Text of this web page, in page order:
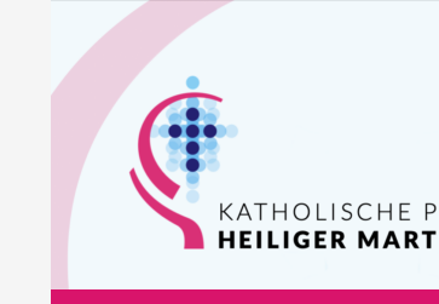
springen